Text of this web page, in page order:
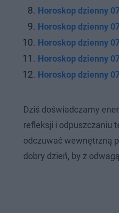
Horoskop dzienny
Horoskop dzienny
Horoskop dzienny
Horoskop dzienny
Horoskop dzienny
Dziś doświadczamy
refleksji i odpuszczaniu
odczuwać wewnętrzną
dobry dzień, by z